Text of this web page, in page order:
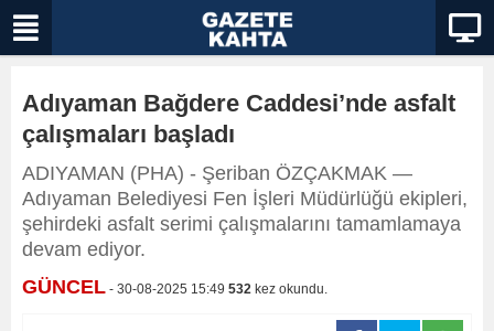
Adıyaman Bağdere Caddesi’nde asfalt
çalışmaları başladı
ADIYAMAN (PHA) - Şeriban ÖZÇAKMAK —
Adıyaman Belediyesi Fen İşleri Müdürlüğü ekipleri,
şehirdeki asfalt serimi çalışmalarını tamamlamaya
devam ediyor.
GÜNCEL - 30-08-2025 15:49 532 kez okundu.